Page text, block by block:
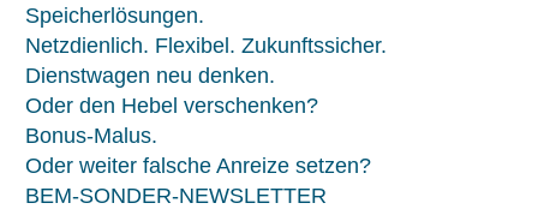
Speicherlösungen.
Netzdienlich. Flexibel. Zukunftssicher.
Dienstwagen neu denken.
Oder den Hebel verschenken?
Bonus-Malus.
Oder weiter falsche Anreize setzen?
BEM-SONDER-NEWSLETTER